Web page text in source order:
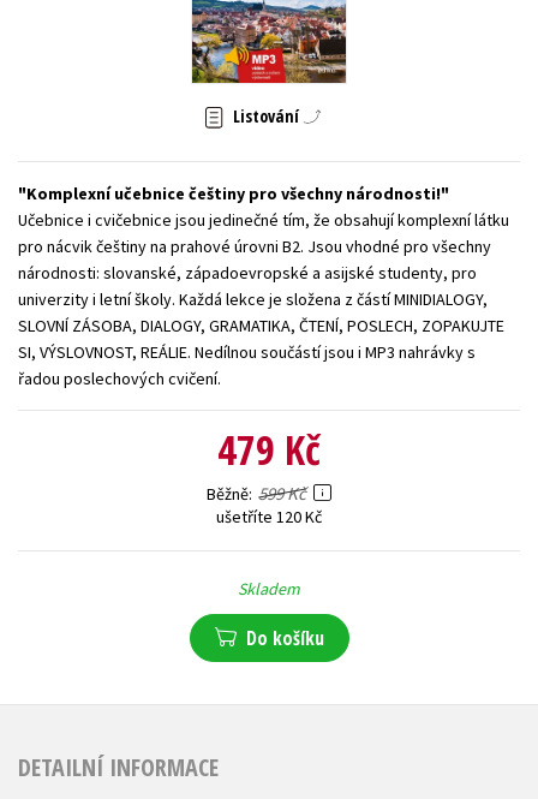
Zahraniční literatura
Všechny tituly
Listování
Komplexní učebnice češtiny pro všechny národnosti!
Učebnice i cvičebnice jsou jedinečné tím, že obsahují komplexní látku
pro nácvik češtiny na prahové úrovni B2. Jsou vhodné pro všechny
národnosti: slovanské, západoevropské a asijské studenty, pro
univerzity i letní školy. Každá lekce je složena z částí MINIDIALOGY,
SLOVNÍ ZÁSOBA, DIALOGY, GRAMATIKA, ČTENÍ, POSLECH, ZOPAKUJTE
SI, VÝSLOVNOST, REÁLIE. Nedílnou součástí jsou i MP3 nahrávky s
řadou poslechových cvičení.
479 Kč
Běžně 599 Kč
ušetříte 120 Kč
Skladem
Do košíku
DETAILNÍ INFORMACE